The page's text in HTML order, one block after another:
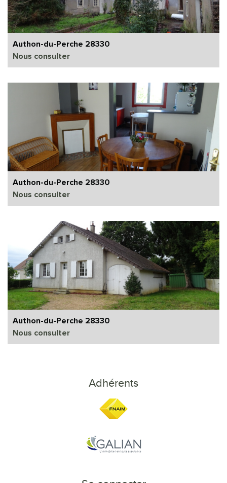
Authon-du-Perche 28330
Nous consulter
Authon-du-Perche 28330
Nous consulter
Authon-du-Perche 28330
Nous consulter
Adhérents